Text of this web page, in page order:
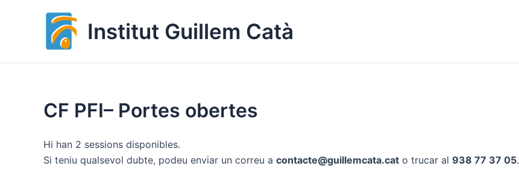
Institut Guillem Catà
CF PFI– Portes obertes
Hi han 2 sessions disponibles.
Si teniu qualsevol dubte, podeu enviar un correu a contacte@guillemcata.cat o trucar al 938 77 37 05.